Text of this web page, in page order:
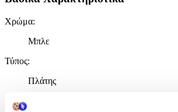
Χρώμα:
Μπλε
Τύπος:
Πλάτης
Τάξη: